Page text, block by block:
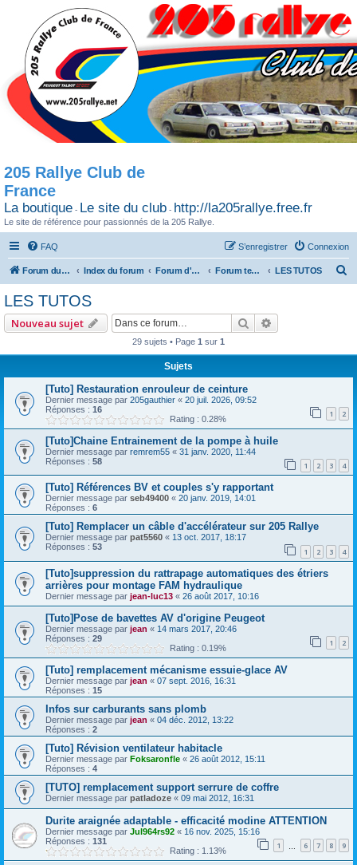
205 Rallye Club de
France
La boutique - Le site du club - http://la205rallye.free.fr
Le site de référence pour passionnés de la 205 Rallye.
FAQ Connexion
S’enregistrer
Forum du 205 Rallye club de France Index du forum Forum d'Echange Forum technique LES TUTOS
e
LES TUTOS
Nouveau sujet Rechercher
29 sujets • Page 1 sur 1
Sujets
[Tuto] Restauration enrouleur de ceinture
Dernier message par 205gauthier « 20 juil. 2026, 09:52
Réponses : 16 1 2
Rating : 0.28%
[Tuto]Chaine Entrainement de la pompe à huile
Dernier message par remrem55 « 31 janv. 2020, 11:44
Réponses : 58 1 2 3 4
[Tuto] Références BV et couples s'y rapportant
Dernier message par seb49400 « 20 janv. 2019, 14:01
Réponses : 6
[Tuto] Remplacer un câble d'accélérateur sur 205 Rallye
Dernier message par pat5560 « 13 oct. 2017, 18:17
Réponses : 53 1 2 3 4
[Tuto]suppression du rattrapage automatiques des étriers
arrières pour montage FAM hydraulique
Dernier message par jean-luc13 « 26 août 2017, 10:16
[Tuto]Pose de bavettes AV d'origine Peugeot
Dernier message par jean « 14 mars 2017, 20:46
Réponses : 29 1 2
Rating : 0.19%
[Tuto] remplacement mécanisme essuie-glace AV
Dernier message par jean « 07 sept. 2016, 16:31
Réponses : 15
Infos sur carburants sans plomb
Dernier message par jean « 04 déc. 2012, 13:22
Réponses : 2
[Tuto] Révision ventilateur habitacle
Dernier message par Foksaronfle « 26 août 2012, 15:11
Réponses : 4
[TUTO] remplacement support serrure de coffre
Dernier message par patladoze « 09 mai 2012, 16:31
Durite araignée adaptable - efficacité modine ATTENTION
Dernier message par Jul964rs92 « 16 nov. 2025, 15:16
Réponses : 131 1 6 7 8 9
Rating : 1.13%